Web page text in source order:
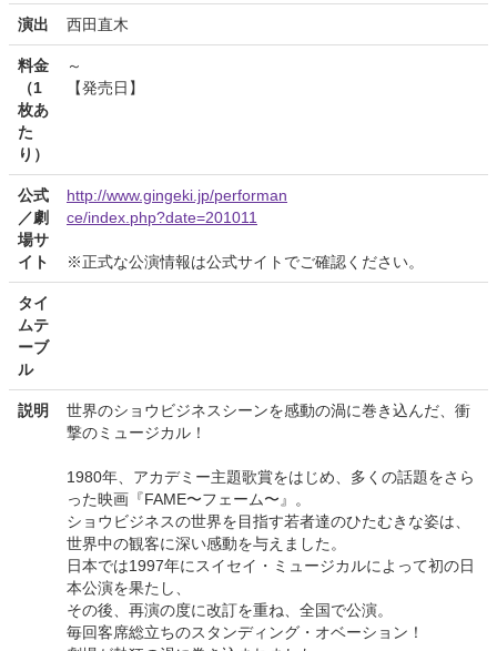
演出 西田直木
料金
（1
枚あ
た
り）
～
【発売日】
公式
／劇
場サ
イト
http://www.gingeki.jp/performan
ce/index.php?date=201011
※正式な公演情報は公式サイトでご確認ください。
タイ
ムテ
ーブ
ル
説明
世界のショウビジネスシーンを感動の渦に巻き込んだ、衝
撃のミュージカル！
1980年、アカデミー主題歌賞をはじめ、多くの話題をさら
った映画『FAME〜フェーム〜』。
ショウビジネスの世界を目指す若者達のひたむきな姿は、
世界中の観客に深い感動を与えました。
日本では1997年にスイセイ・ミュージカルによって初の日
本公演を果たし、
その後、再演の度に改訂を重ね、全国で公演。
毎回客席総立ちのスタンディング・オベーション！